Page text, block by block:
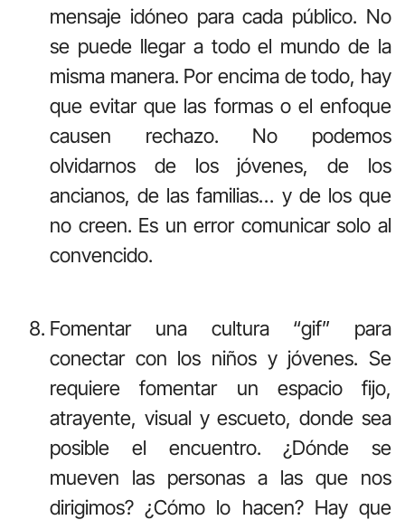
mensaje idóneo para cada público. No
se puede llegar a todo el mundo de la
misma manera. Por encima de todo, hay
que evitar que las formas o el enfoque
causen rechazo. No podemos
olvidarnos de los jóvenes, de los
ancianos, de las familias… y de los que
no creen. Es un error comunicar solo al
convencido.
Fomentar una cultura “gif” para
conectar con los niños y jóvenes. Se
requiere fomentar un espacio fijo,
atrayente, visual y escueto, donde sea
posible el encuentro. ¿Dónde se
mueven las personas a las que nos
dirigimos? ¿Cómo lo hacen? Hay que